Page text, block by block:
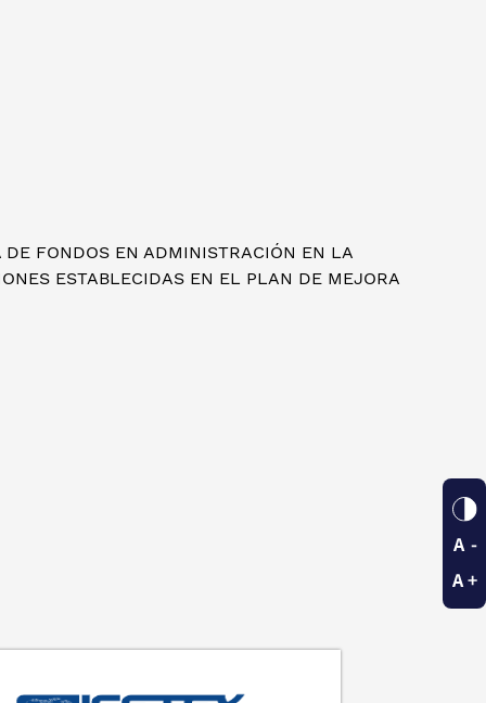
DE FONDOS EN ADMINISTRACIÓN EN LA
ESTABLECIDAS EN EL PLAN DE MEJORA